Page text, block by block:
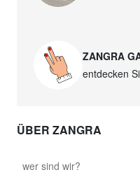
ZANGRA
entdecken
ÜBER ZANGRA
wer sind wir?